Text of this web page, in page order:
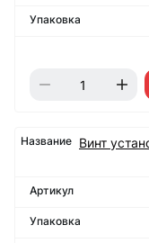
Винт